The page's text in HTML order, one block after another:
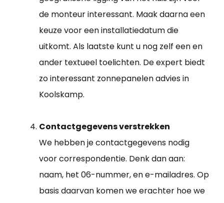
de monteur interessant. Maak daarna een
keuze voor een installatiedatum die
uitkomt. Als laatste kunt u nog zelf een en
ander textueel toelichten. De expert biedt
zo interessant zonnepanelen advies in
Koolskamp.
Contactgegevens verstrekken
We hebben je contactgegevens nodig
voor correspondentie. Denk dan aan:
naam, het 06-nummer, en e-mailadres. Op
basis daarvan komen we erachter hoe we